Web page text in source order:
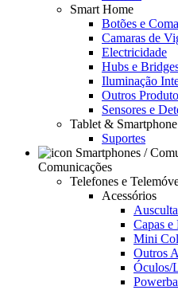
Smart Home
Botões e
Camaras de
Electricidade
Hubs e
Iluminação
Outros
Sensores e
Tablet & Smartphone
Suportes
Comunicações
Telefones e
Acessórios
Capas e
Mini
Outros
Óculos/